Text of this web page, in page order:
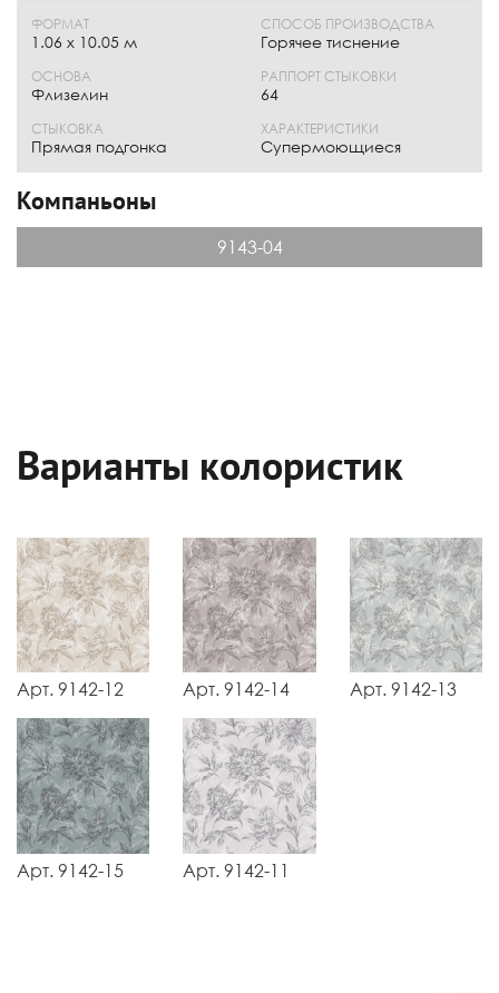
ФОРМАТ
1.06 x 10.05 м
ОСНОВА
Флизелин
СПОСОБ ПРОИЗВОДСТВА
Горячее тиснение
РАППОРТ СТЫКОВКИ
64
СТЫКОВКА
Прямая подгонка
ХАРАКТЕРИСТИКИ
Супермоющиеся
Компаньоны
9143-04
Варианты колористик
Арт. 9142-12 Арт. 9142-14 Арт. 9142-13
Арт. 9142-15 Арт. 9142-11